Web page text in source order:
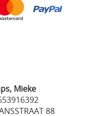
Mieke
88